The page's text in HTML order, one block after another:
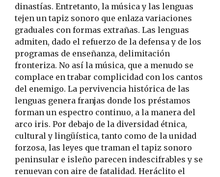
dinastías. Entretanto, la música y las lenguas
tejen un tapiz sonoro que enlaza variaciones
graduales con formas extrañas. Las lenguas
admiten, dado el refuerzo de la defensa y de los
programas de enseñanza, delimitación
fronteriza. No así la música, que a menudo se
complace en trabar complicidad con los cantos
del enemigo. La pervivencia histórica de las
lenguas genera franjas donde los préstamos
forman un espectro continuo, a la manera del
arco iris. Por debajo de la diversidad étnica,
cultural y lingüística, tanto como de la unidad
forzosa, las leyes que traman el tapiz sonoro
peninsular e isleño parecen indescifrables y se
renuevan con aire de fatalidad. Heráclito el